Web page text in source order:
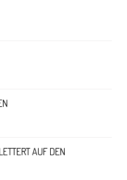
AUF DEN